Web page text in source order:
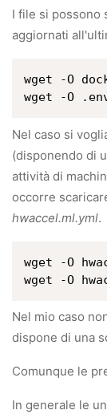
I file si possono
aggiornati
wget -O
Nel caso si
(disponendo di
attività di
occorre
hwaccel.ml.yml.
wget -O
Nel mio caso
dispone di una
Comunque le
In generale le